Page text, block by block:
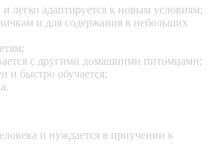
и легко адаптируется к новым условиям;
и для содержания в небольших
с другими домашними питомцами;
и быстро обучается;
и нуждается в приучении к